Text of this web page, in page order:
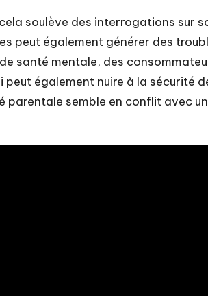
soulève des interrogations sur
peut également générer des
santé mentale, des
également nuire à la sécurité
parentale semble en conflit avec un